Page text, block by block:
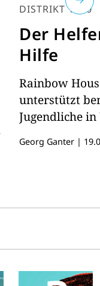
DISTRIKT 1930
Der
Hilfe
Rainbow
unterstützt
Jugendliche in
Georg Ganter |